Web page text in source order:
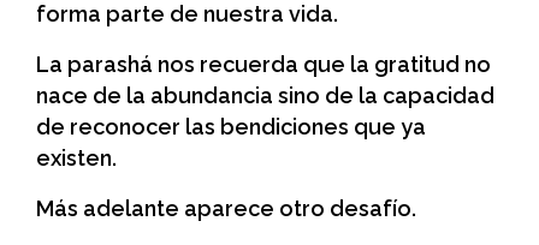
forma parte de nuestra vida.
La parashá nos recuerda que la gratitud no
nace de la abundancia sino de la capacidad
de reconocer las bendiciones que ya
existen.
Más adelante aparece otro desafío.